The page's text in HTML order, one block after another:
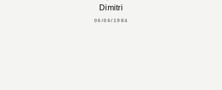
Dimitri
06/06/1984